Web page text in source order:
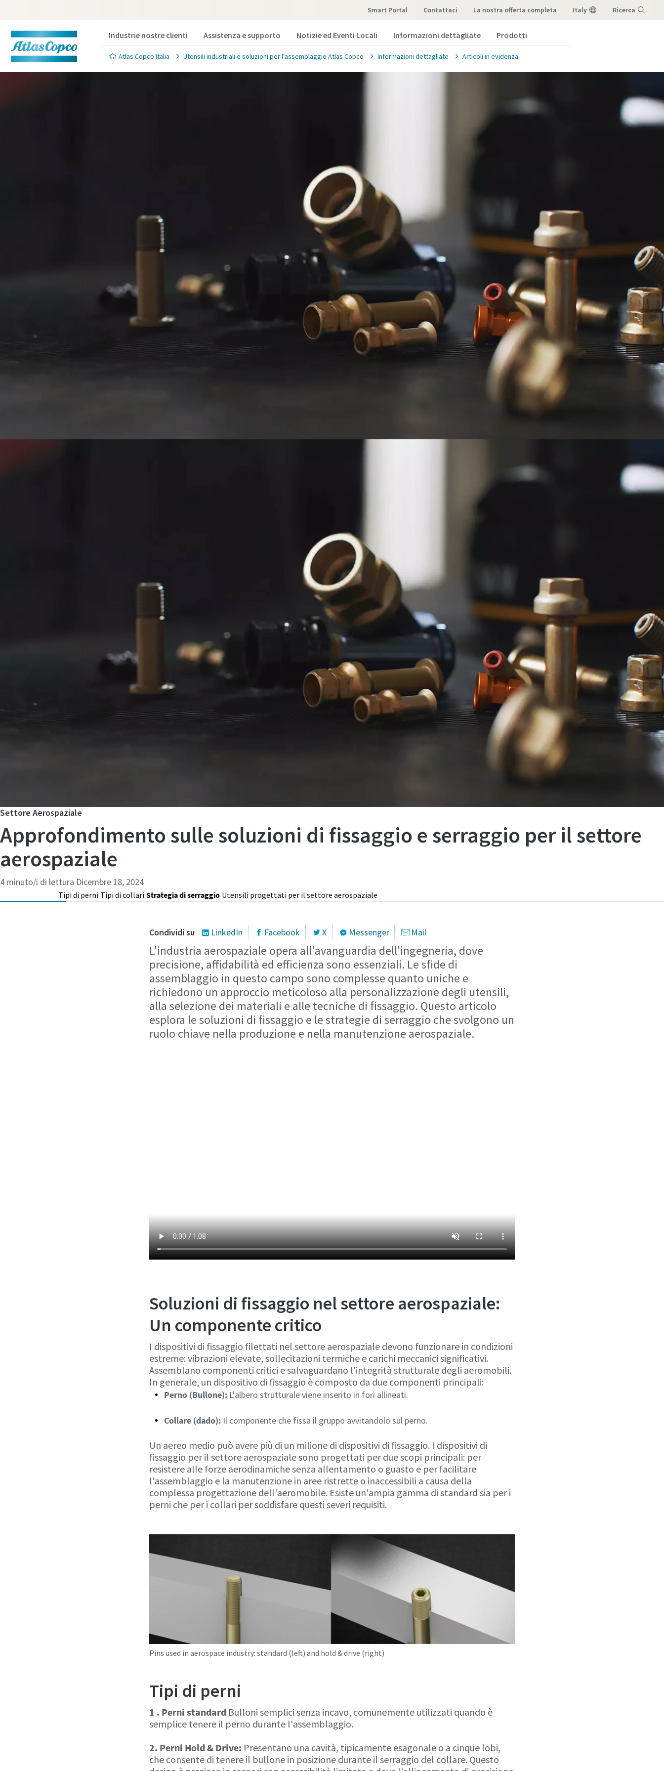
Smart Portal contattaci la nostra offerta completa Italy Ricerca
Industrie nostre clienti Assistenza e supporto Notizie ed Eventi Locali Informazioni dettagliate Prodotti
Atlas Copco Italia Utensili industriali e soluzioni per l'assemblaggio Atlas Copco Informazioni dettagliate Articoli in evidenza
Settore Aerospaziale
Approfondimento sulle soluzioni di fissaggio e serraggio per il settore
aerospaziale
4 minuto/i di lettura Dicembre 18, 2024
Tipi di perni Tipi di collari Strategia di serraggio Utensili progettati per il settore aerospaziale
Condividi su LinkedIn Facebook X Messenger Mail
L'industria aerospaziale opera all'avanguardia dell'ingegneria, dove
precisione, affidabilità ed efficienza sono essenziali. Le sfide di
assemblaggio in questo campo sono complesse quanto uniche e
richiedono un approccio meticoloso alla personalizzazione degli utensili,
alla selezione dei materiali e alle tecniche di fissaggio. Questo articolo
esplora le soluzioni di fissaggio e le strategie di serraggio che svolgono un
ruolo chiave nella produzione e nella manutenzione aerospaziale.
Soluzioni di fissaggio nel settore aerospaziale:
Un componente critico
I dispositivi di fissaggio filettati nel settore aerospaziale devono funzionare in condizioni
estreme: vibrazioni elevate, sollecitazioni termiche e carichi meccanici significativi.
Assemblano componenti critici e salvaguardano l'integrità strutturale degli aeromobili.
In generale, un dispositivo di fissaggio è composto da due componenti principali:
Perno (Bullone): L'albero strutturale viene inserito in fori allineati.
Collare (dado): Il componente che fissa il gruppo avvitandolo sul perno.
Un aereo medio può avere più di un milione di dispositivi di fissaggio. I dispositivi di
fissaggio per il settore aerospaziale sono progettati per due scopi principali: per
resistere alle forze aerodinamiche senza allentamento o guasto e per facilitare
l'assemblaggio e la manutenzione in aree ristrette o inaccessibili a causa della
complessa progettazione dell'aeromobile. Esiste un'ampia gamma di standard sia per i
perni che per i collari per soddisfare questi severi requisiti.
Pins used in aerospace industry: standard (left) and hold & drive (right)
Tipi di perni
1 . Perni standard Bulloni semplici senza incavo, comunemente utilizzati quando è
semplice tenere il perno durante l'assemblaggio.
2. Perni Hold & Drive: Presentano una cavità, tipicamente esagonale o a cinque lobi,
che consente di tenere il bullone in posizione durante il serraggio del collare. Questo
Compila le informazioni seguenti e ti contatteremo al più presto.
Tutti i campi contrassegnati con (*) sono obbligatori
Cognome
L'invio di questa richiesta consentirà ad Atlas Copco di contattarti
utilizzando i dati raccolti. Per ulteriori informazioni, è possibile
Invia
Verifica Anti-Robot